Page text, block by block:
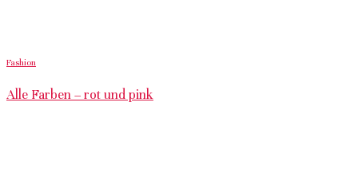
Fashion
Alle Farben – rot und pink